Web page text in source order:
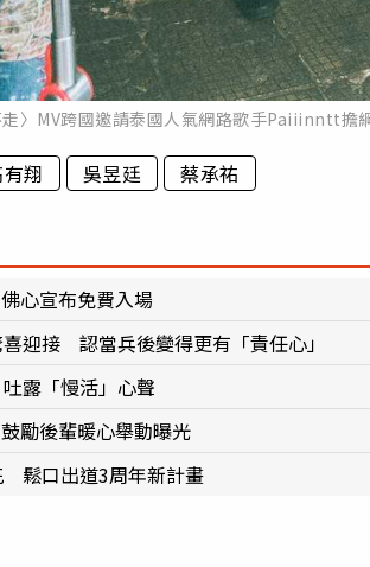
走〉MV跨國邀請泰國人氣網路歌手Paiiinntt擔
翔 吳昱廷 蔡承祐
心宣布免費入場
迎接 認當兵後變得更有「責任心」
露「慢活」心聲
勵後輩暖心舉動曝光
鬆口出道3周年新計畫